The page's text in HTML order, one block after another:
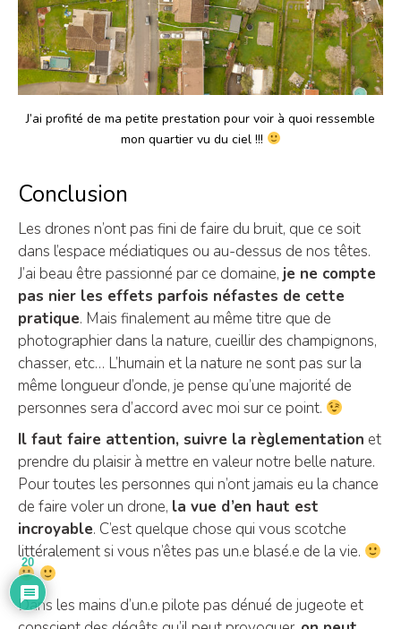
J’ai profité de ma petite prestation pour voir à quoi ressemble
mon quartier vu du ciel !!!
Conclusion
Les drones n’ont pas fini de faire du bruit, que ce soit
dans l’espace médiatiques ou au-dessus de nos têtes.
J’ai beau être passionné par ce domaine, je ne compte
pas nier les effets parfois néfastes de cette
pratique. Mais finalement au même titre que de
photographier dans la nature, cueillir des champignons,
chasser, etc… L’humain et la nature ne sont pas sur la
même longueur d’onde, je pense qu’une majorité de
personnes sera d’accord avec moi sur ce point.
Il faut faire attention, suivre la règlementation et
prendre du plaisir à mettre en valeur notre belle nature.
Pour toutes les personnes qui n’ont jamais eu la chance
de faire voler un drone, la vue d’en haut est
incroyable. C’est quelque chose qui vous scotche
littéralement si vous n’êtes pas un.e blasé.e de la vie.
Dans les mains d’un.e pilote pas dénué de jugeote et
20